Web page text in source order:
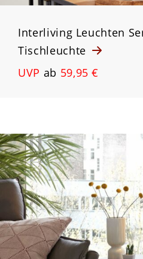
Interliving Leuchten
Tischleuchte
UVP ab 59,95 €